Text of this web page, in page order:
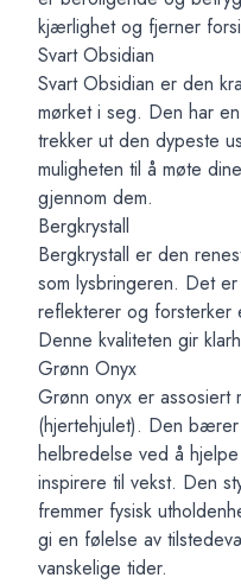
kjærlighet og fjerner
Svart Obsidian
Svart Obsidian er den
mørket i seg. Den har
trekker ut den dypeste
muligheten til å møte
gjennom dem.
Bergkrystall
Bergkrystall er den
som lysbringeren. Det
reflekterer og forsterker
Denne kvaliteten gir
Grønn Onyx
Grønn onyx er assosiert
(hjertehjulet). Den
helbredelse ved å
inspirere til vekst. Den
fremmer fysisk
gi en følelse av
vanskelige tider.